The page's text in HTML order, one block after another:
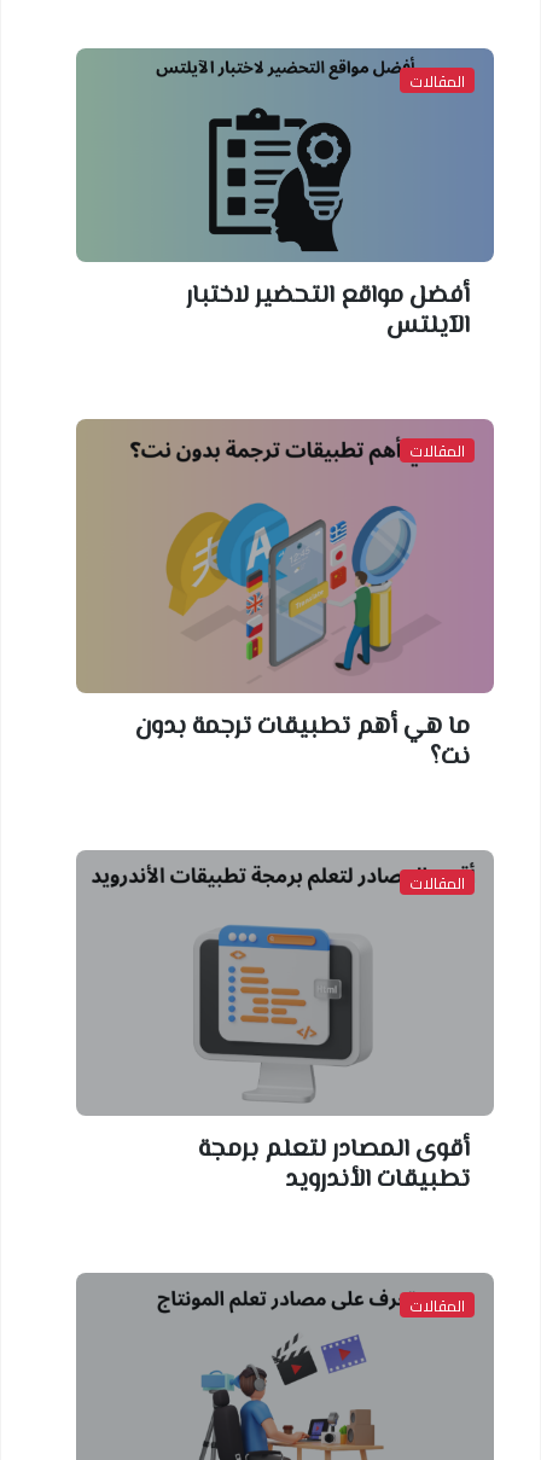
مواقع التحضير لاختبار
هي أهم تطبيقات ترجمة بدون
المصادر لتعلم برمجة
الأندرويد